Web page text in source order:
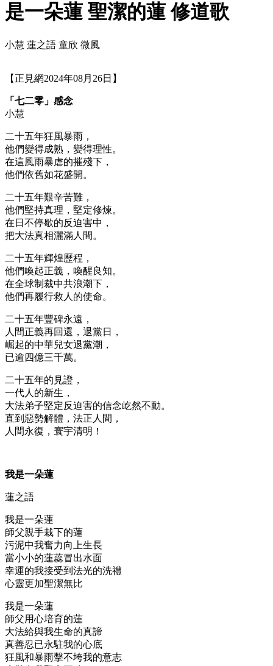
是一朵蓮 聖潔的蓮 修道歌
小慧 蓮之語 童欣 微風
【正見網2024年08月26日】
「七二零」感念
小慧
二十五年狂風暴雨，
他們變得成熟，變得理性。
在這風雨暴虐的摧殘下，
他們依舊如花盛開。
二十五年艱辛苦難，
他們堅持真理，堅定修煉。
在日不停歇的反迫害中，
把大法真相灑滿人間。
二十五年輝煌歷程，
他們喚起正義，喚醒良知。
在全球制裁中共浪潮下，
他們再履行救人的使命。
二十五年豐碑永遠，
人間正義再回還，退黨日，
崛起的中華兒女退黨潮，
已逾四億三千萬。
二十五年的見證，
一代人的新生，
大法弟子堅定反迫害的信念屹然不動。
直到惡勢解體，法正人間，
人間永復，寰宇清明！
我是一朵蓮
蓮之語
我是一朵蓮
師父親手栽下的蓮
污泥中我奮力向上生長
當小小的蓮蕊冒出水面
幸運的我接受到法光的洗禮
心靈更加聖潔無比
我是一朵蓮
師父用心培育的蓮
大法給與我生命的真諦
真善忍已永駐我的心底
狂風和暴雨擊不垮我的意志